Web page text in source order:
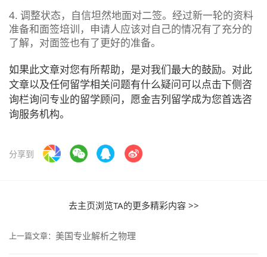
4. 调整状态，自信坦然地面对二签。经过新一轮的资料
准备和面签培训，申请人应该对自己的情况有了充分的
了解，对面签也有了更好的准备。
如果此文章对您有所帮助，是对我们最大的鼓励。对此
文章以及任何留学相关问题有什么疑问可以点击下侧咨
询栏询问专业的留学顾问，愿金吉列留学成为您首选咨
询服务机构。
分享到
去主页浏览TA的更多精彩内容 >>
上一篇文章： 美国专业解析之物理